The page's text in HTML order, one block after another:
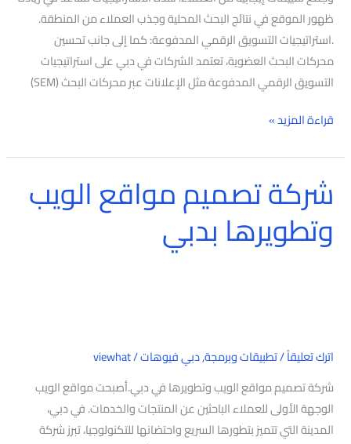
ظهور الموقع في نتائج البحث المحلية وجذب العملاء من المنطقة.
.استراتيجيات التسويق الرقمي المدفوعة: كما إلى جانب تحسين
محركات البحث العضوية، تعتمد الشركات في دبي على استراتيجيات
التسويق الرقمي المدفوعة مثل الإعلانات عبر محركات البحث (SEM)
قراءة المزيد »
شركة تصميم مواقع الويب
وتطويرها بدبي
اترك تعليقاً/تطبيقات وبرمجة,دبي فيوهات/
viewhat
شركة تصميم مواقع الويب وتطويرها في دبي.أصبحت مواقع الويب
الوجهة الأولى للعملاء الباحثين عن المنتجات والخدمات. في دبي،
المدينة التي تتميز بتطورها السريع واحتضانها للتكنولوجيا، تبرز شركة
شركة
تصميم
مواقع
الويب